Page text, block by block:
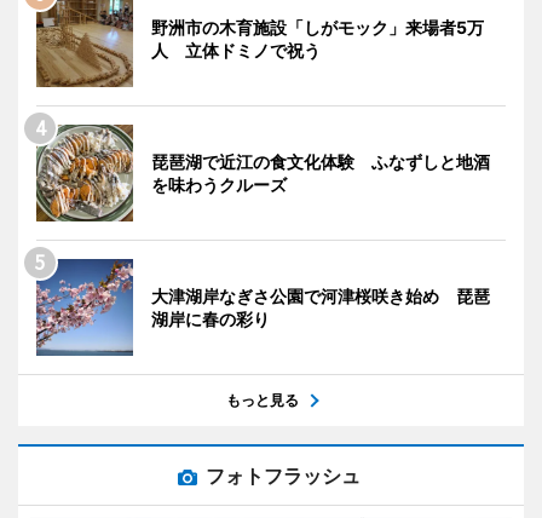
野洲市の木育施設「しがモック」来場者5万
人 立体ドミノで祝う
琵琶湖で近江の食文化体験 ふなずしと地酒
を味わうクルーズ
大津湖岸なぎさ公園で河津桜咲き始め 琵琶
湖岸に春の彩り
もっと見る
フォトフラッシュ